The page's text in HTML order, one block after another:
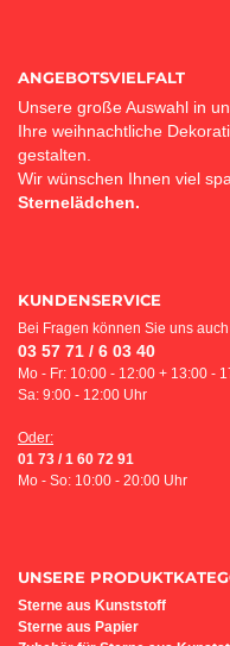
ANGEBOTSVIELFALT
Unsere große Auswahl in
Ihre weihnachtliche
gestalten.
Wir wünschen Ihnen viel
Sternelädchen.
KUNDENSERVICE
Bei Fragen können Sie uns
03 57 71 / 6 03 40
Mo - Fr: 10:00 - 12:00 + 13:00 -
Sa: 9:00 - 12:00 Uhr
Oder:
01 73 / 1 60 72 91
Mo - So: 10:00 - 20:00 Uhr
UNSERE
Sterne aus Kunststoff
Sterne aus Papier